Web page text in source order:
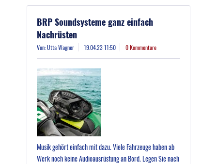
BRP Soundsysteme ganz einfach
Nachrüsten
Von: Utta Wagner 19.04.23 11:50 0 Kommentare
Musik gehört einfach mit dazu. Viele Fahrzeuge haben ab
Werk noch keine Audioausrüstung an Bord. Legen Sie nach